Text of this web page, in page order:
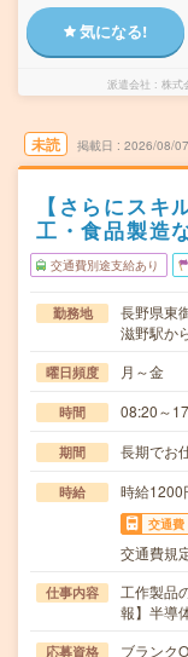
気になる!
派遣会社 株式
未読 掲載日 2026/08/07
【さらにスキ
工・食品製造
交通費別途支給あり
勤務地
長野県東
滋野駅か
曜日頻度 月～金
時間 08:20～
期間 長期でお
時給 時給1200
交通費
交通費規
仕事内容
工作製品
報】半導
応募資格
ブランク